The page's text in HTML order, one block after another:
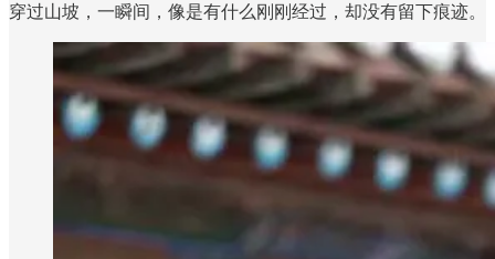
穿过山坡，一瞬间，像是有什么刚刚经过，却没有留下痕迹。